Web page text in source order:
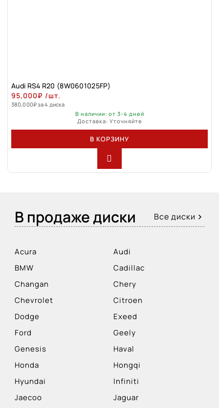
Audi RS4 R20 (8W0601025FP)
95,000₽ /шт.
380,000₽за 4 диска
В наличии: от 3-4 дней
Доставка: Уточняйте
В КОРЗИНУ
В продаже диски Все диски
Acura
Audi
BMW
Cadillac
Changan
Chery
Chevrolet
Citroen
Dodge
Exeed
Ford
Geely
Genesis
Haval
Honda
Hongqi
Hyundai
Infiniti
Jaecoo
Jaguar